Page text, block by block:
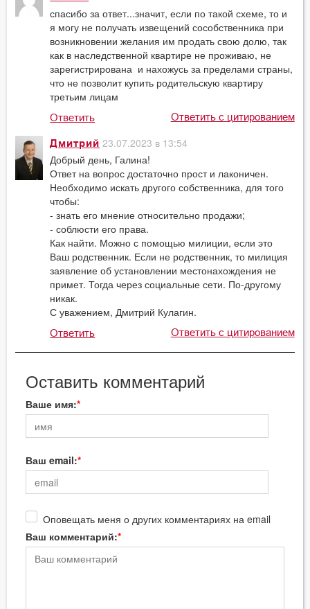
спасибо за ответ...значит, если по такой схеме, то и
я могу не получать извещений сособственника при
возникновении желания им продать свою долю, так
как в наследственной квартире не проживаю, не
зарегистрирована и нахожусь за пределами страны,
что не позволит купить родительскую квартиру
третьим лицам
Ответить Ответить с цитированием
Дмитрий 23.07.2023 в 13:54
Добрый день, Галина!
Ответ на вопрос достаточно прост и лаконичен.
Необходимо искать другого собственника, для того
чтобы:
- знать его мнение относительно продажи;
- соблюсти его права.
Как найти. Можно с помощью милиции, если это
Ваш родственник. Если не родственник, то милиция
заявление об установлении местонахождения не
примет. Тогда через социальные сети. По-другому
никак.
С уважением, Дмитрий Кулагин.
Ответить Ответить с цитированием
Оставить комментарий
Ваше имя:
Ваш email:
Оповещать меня о других комментариях на email
Ваш комментарий: